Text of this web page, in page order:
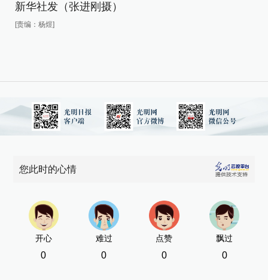
新华社发（张进刚摄）
[责编：杨煜]
您此时的心情
开心
0
难过
0
点赞
0
飘过
0